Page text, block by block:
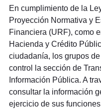
En cumplimiento de la
Proyección Normativa y
Financiera (URF), como
Hacienda y Crédito
ciudadanía, los grupos
control la sección de
Información Pública. A
consultar la información
ejercicio de sus